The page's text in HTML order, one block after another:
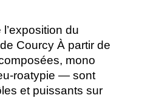
du
Courcy À partir de
mono
roatypie — sont
et puissants sur